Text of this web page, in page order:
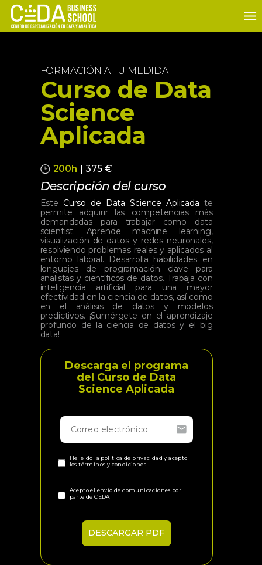
FORMACIÓN A TU MEDIDA
Curso de Data
Science
Aplicada
Descripción del curso
200h | 375 €
Este Curso de Data Science Aplicada te
permite adquirir las competencias más
demandadas para trabajar como data
scientist. Aprende machine learning,
visualización de datos y redes neuronales,
resolviendo problemas reales y aplicados al
entorno laboral. Desarrolla habilidades en
lenguajes de programación clave para
analistas y científicos de datos. Trabaja con
inteligencia artificial para una mayor
efectividad en la ciencia de datos, así como
en el análisis de datos y modelos
predictivos. ¡Sumérgete en el aprendizaje
profundo de la ciencia de datos y el big
data!
Descarga el programa
del Curso de Data
Science Aplicada
He leído la política de privacidad y acepto
los términos y condiciones
Acepto el envío de comunicaciones por
parte de CEDA
DESCARGAR PDF